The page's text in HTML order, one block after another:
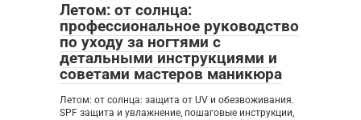
Летом: от солнца:
профессиональное руководство
по уходу за ногтями с
детальными инструкциями и
советами мастеров маникюра
Летом: от солнца: защита от UV и обезвоживания.
SPF защита и увлажнение, пошаговые инструкции,